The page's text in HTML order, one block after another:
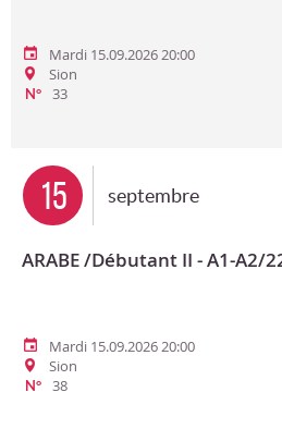
Mardi 15.09.2026 20:00
Sion
N°
33
15 septembre
ARABE /Débutant II - A1-A2/
Mardi 15.09.2026 20:00
Sion
N°
38